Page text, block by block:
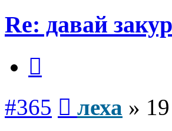
Re: давай
#365 леха »